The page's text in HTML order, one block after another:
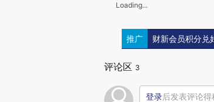
Loading...
推广 财新会员积分兑
评论区 3
登录后发表评论得